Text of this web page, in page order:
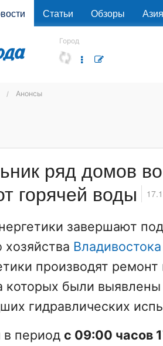
Статьи Обзоры Азия
Город
Анонсы
ряд домов
горячей воды
завершают
хозяйства Владивостока
производят ремонт
которых были
гидравлических
в период с 09:00 часов